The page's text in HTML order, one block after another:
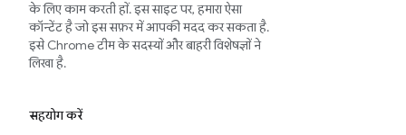
के लिए काम करती हों. इस साइट पर, हमारा ऐसा
कॉन्टेंट है जो इस सफ़र में आपकी मदद कर सकता है.
इसे Chrome टीम के सदस्यों और बाहरी विशेषज्ञों ने
लिखा है.
सहयोग करें